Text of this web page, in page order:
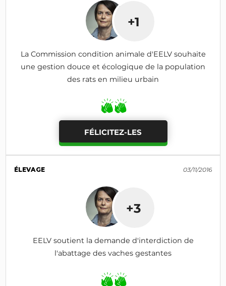
+1
La Commission condition animale d'EELV souhaite
une gestion douce et écologique de la population
des rats en milieu urbain
FÉLICITEZ-LES
ÉLEVAGE 03/11/2016
+3
EELV soutient la demande d'interdiction de
l'abattage des vaches gestantes